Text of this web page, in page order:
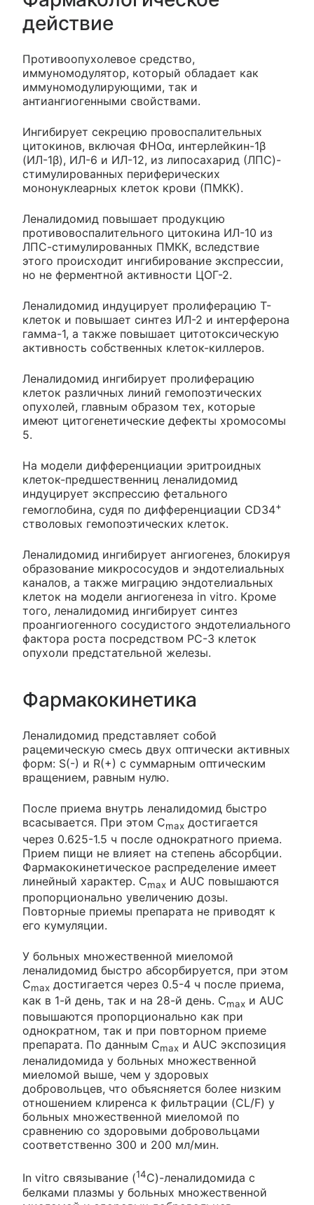
действие
Противоопухолевое средство,
иммуномодулятор, который обладает как
иммуномодулирующими, так и
антиангиогенными свойствами.
Ингибирует секрецию провоспалительных
цитокинов, включая ФНОα, интерлейкин-1β
(ИЛ-1β), ИЛ-6 и ИЛ-12, из липосахарид (ЛПС)-
стимулированных периферических
мононуклеарных клеток крови (ПМКК).
Леналидомид повышает продукцию
противовоспалительного цитокина ИЛ-10 из
ЛПС-стимулированных ПМКК, вследствие
этого происходит ингибирование экспрессии,
но не ферментной активности ЦОГ-2.
Леналидомид индуцирует пролиферацию Т-
клеток и повышает синтез ИЛ-2 и интерферона
гамма-1, а также повышает цитотоксическую
активность собственных клеток-киллеров.
Леналидомид ингибирует пролиферацию
клеток различных линий гемопоэтических
опухолей, главным образом тех, которые
имеют цитогенетические дефекты хромосомы
5.
На модели дифференциации эритроидных
клеток-предшественниц леналидомид
индуцирует экспрессию фетального
гемоглобина, судя по дифференциации CD34+
стволовых гемопоэтических клеток.
Леналидомид ингибирует ангиогенез, блокируя
образование микрососудов и эндотелиальных
каналов, а также миграцию эндотелиальных
клеток на модели ангиогенеза in vitro. Кроме
того, леналидомид ингибирует синтез
проангиогенного сосудистого эндотелиального
фактора роста посредством РС-3 клеток
опухоли предстательной железы.
Фармакокинетика
Леналидомид представляет собой
рацемическую смесь двух оптически активных
форм: S(-) и R(+) с суммарным оптическим
вращением, равным нулю.
После приема внутрь леналидомид быстро
всасывается. При этом Cmax достигается
через 0.625-1.5 ч после однократного приема.
Прием пищи не влияет на степень абсорбции.
Фармакокинетическое распределение имеет
линейный характер. Cmax и AUC повышаются
пропорционально увеличению дозы.
Повторные приемы препарата не приводят к
его кумуляции.
У больных множественной миеломой
леналидомид быстро абсорбируется, при этом
Cmax достигается через 0.5-4 ч после приема,
как в 1-й день, так и на 28-й день. Cmax и AUC
повышаются пропорционально как при
однократном, так и при повторном приеме
препарата. По данным Сmax и AUC экспозиция
леналидомида у больных множественной
миеломой выше, чем у здоровых
добровольцев, что объясняется более низким
отношением клиренса к фильтрации (CL/F) у
больных множественной миеломой по
сравнению со здоровыми добровольцами
соответственно 300 и 200 мл/мин.
In vitro связывание (14С)-леналидомида с
белками плазмы у больных множественной